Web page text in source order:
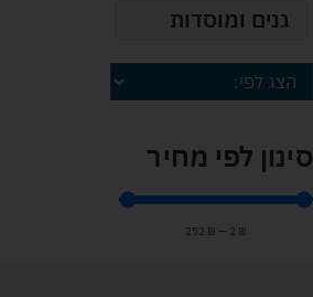
גנים ומוסדות
סינון לפי מחיר
₪
2
—
₪
252